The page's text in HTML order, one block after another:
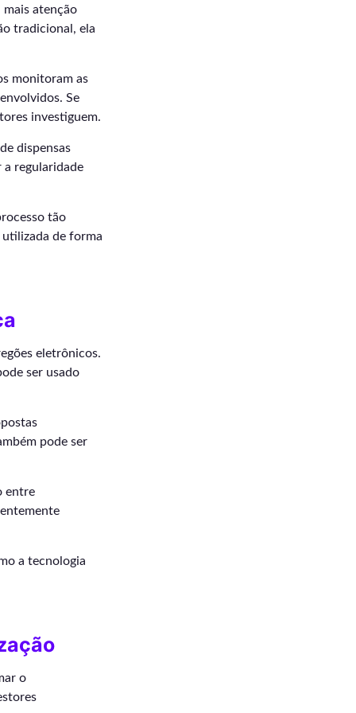
atenção
tradicional, ela
monitoram as
Se
investiguem.
dispensas
a regularidade
tão
de forma
eletrônicos.
ser usado
pode ser
entre
a tecnologia
o